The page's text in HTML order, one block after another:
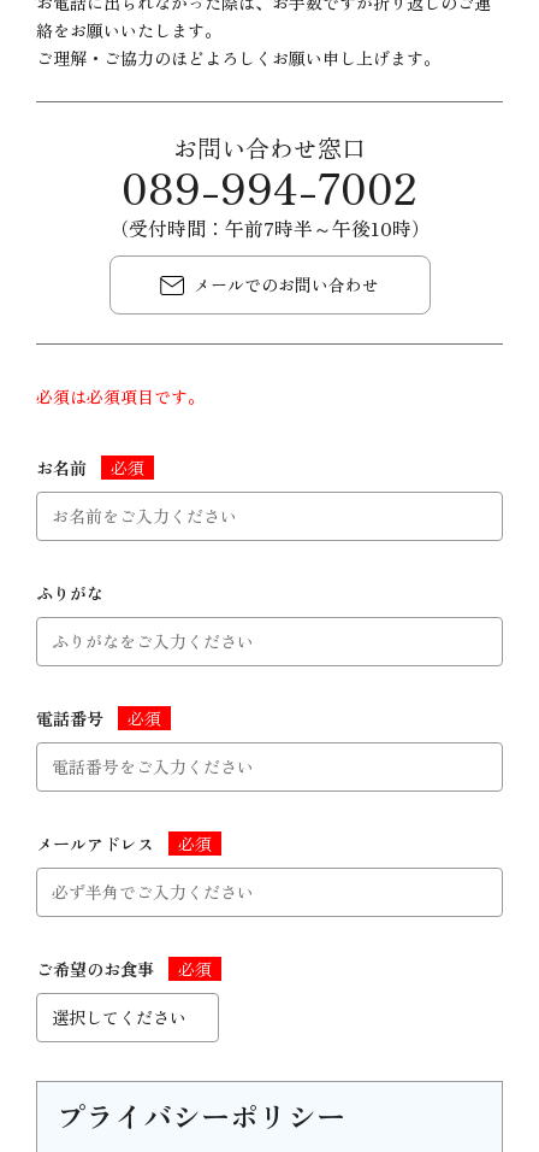
絡をお願いいたします。
ご理解・ご協力のほどよろしくお願い申し上げます。
お問い合わせ窓口
089-994-7002
（受付時間：午前7時半～午後10時）
メールでのお問い合わせ
必須は必須項目です。
お名前
ふりがな
電話番号
メールアドレス
ご希望のお食事
プライバシーポリシー